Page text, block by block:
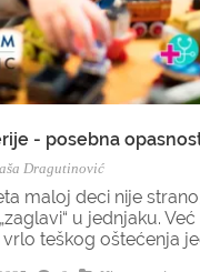
- posebna
Dragutinović
maloj deci nije
u jednjaku.
teškog oštećenja